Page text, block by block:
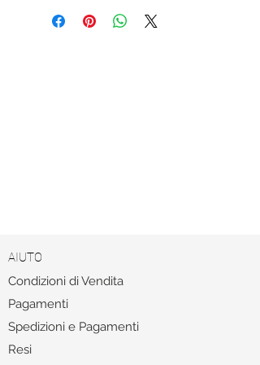
AIUTO
Condizioni di Vendita
Pagamenti
Spedizioni e Pagamenti
Resi